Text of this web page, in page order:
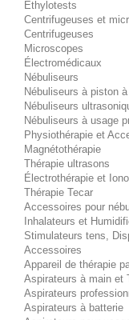
Éthylotests
Centrifugeuses et
Centrifugeuses
Microscopes
Électromédicaux
Nébuliseurs
Nébuliseurs à piston
Nébuliseurs
Nébuliseurs à usage
Physiothérapie et
Magnétothérapie
Thérapie ultrasons
Électrothérapie et
Thérapie Tecar
Accessoires pour
Inhalateurs et
Stimulateurs tens,
Accessoires
Appareil de thérapie
Aspirateurs à main et
Aspirateurs
Aspirateurs à batterie